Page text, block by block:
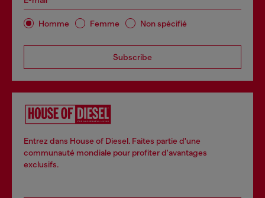
Homme Femme Non spécifié
Subscribe
Entrez dans House of Diesel. Faites partie d'une
communauté mondiale pour profiter d'avantages
exclusifs.